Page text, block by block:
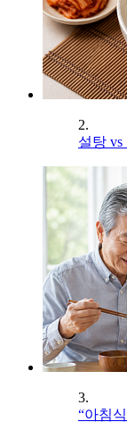
2.
설탕
3.
“아침